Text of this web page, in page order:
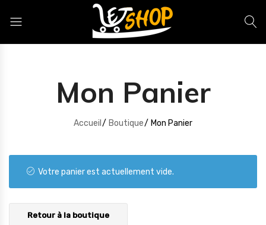
Mon Panier
Accueil Boutique Mon Panier
Votre panier est actuellement vide.
Retour à la boutique